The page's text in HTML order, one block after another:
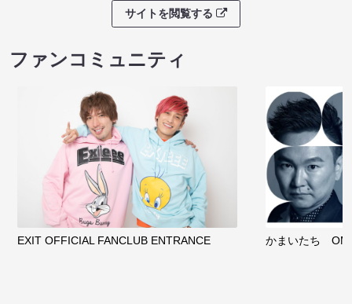
サイトを閲覧する
ファンコミュニティ
EXIT OFFICIAL FANCLUB ENTRANCE かまいたち